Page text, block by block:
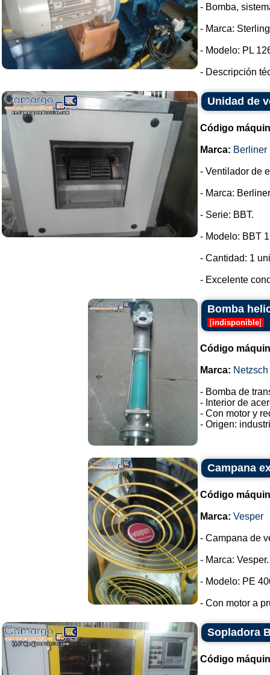
- Bomba,
- Marca:
- Modelo: PL
- Descripción
Unidad de
Código
Marca: Berliner
- Ventilador de
- Marca:
- Serie: BBT.
- Modelo: BBT
- Cantidad: 1
- Excelente
Bomba
[indisponible]
Código
Marca: Netzsch
- Bomba de
- Interior de
- Con motor y
- Origen:
Campana
Código
Marca: Vesper
- Campana de
- Marca: Vesper.
- Modelo: PE
- Con motor a
Sopladora
Código